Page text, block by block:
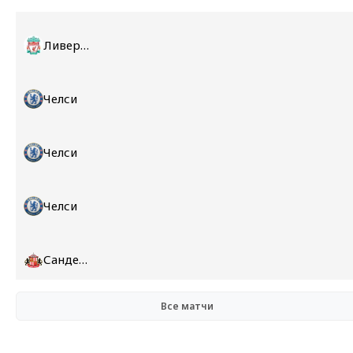
Ливерпуль
Челси
Челси
Челси
Сандерленд
Все матчи